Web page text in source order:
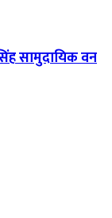
सामुदायिक वन